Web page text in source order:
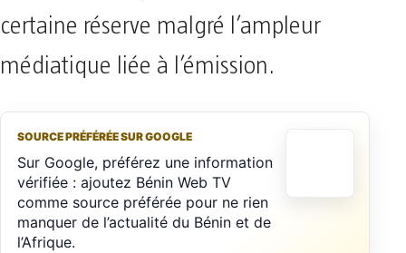
certaine réserve malgré l’ampleur
médiatique liée à l’émission.
SOURCE PRÉFÉRÉE SUR GOOGLE
Sur Google, préférez une information
vérifiée : ajoutez Bénin Web TV
comme source préférée pour ne rien
manquer de l’actualité du Bénin et de
l’Afrique.